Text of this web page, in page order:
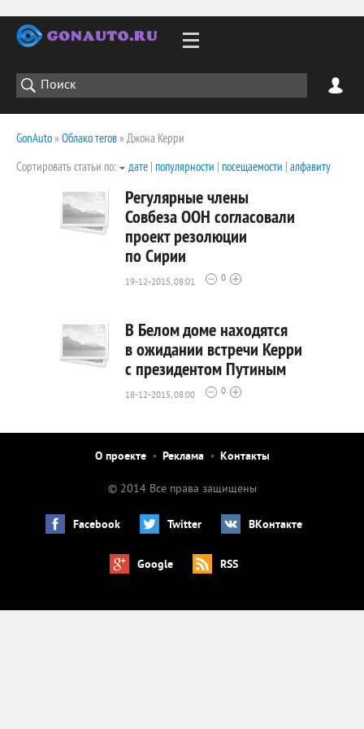
GonAuto» Облако тегов» Джона Керри
Сортировать статьи по:
дате | популярности | посещаемости | алфавиту
Регулярные члены
Совбеза ООН согласовали
проект резолюции
по Сирии
19-12-2015, 08:01 0
В Белом доме находятся
в ожидании встречи Керри
с президентом Путиным
18-12-2015, 08:00 0
О проекте Реклама Контакты
© 2014 Все права защищены
Facebook Twitter ВКонтакте
Google RSS